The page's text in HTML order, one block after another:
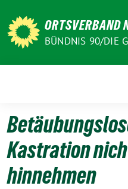
zum
Inhalt
ORTSVERBAND
BÜNDNIS 90/DIE
Kastration
hinnehmen